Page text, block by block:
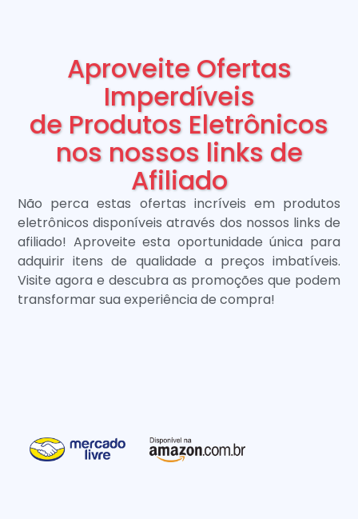
Aproveite Ofertas
Imperdíveis
de Produtos Eletrônicos
nos nossos links de
Afiliado
Não perca estas ofertas incríveis em produtos
eletrônicos disponíveis através dos nossos links de
afiliado! Aproveite esta oportunidade única para
adquirir itens de qualidade a preços imbatíveis.
Visite agora e descubra as promoções que podem
transformar sua experiência de compra!